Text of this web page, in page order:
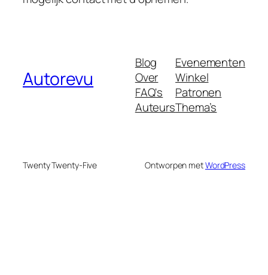
Autorevu
Blog
Over
FAQ's
Auteurs
Evenementen
Winkel
Patronen
Thema’s
Twenty Twenty-Five Ontworpen metWordPress